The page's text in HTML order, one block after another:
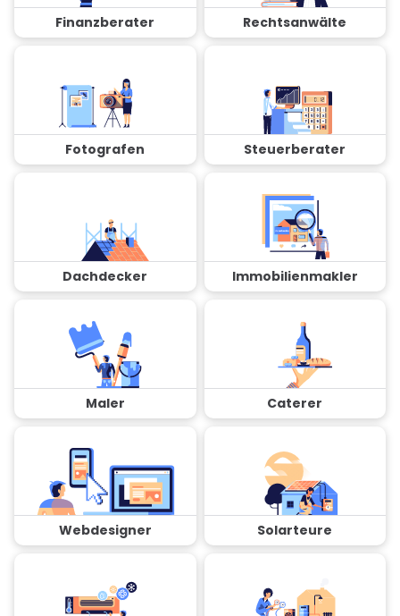
Finanzberater Rechtsanwälte
Fotografen Steuerberater
Dachdecker Immobilienmakler
Maler Caterer
Webdesigner Solarteure